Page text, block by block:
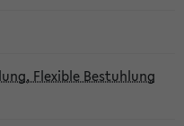
Flexible Bestuhlung